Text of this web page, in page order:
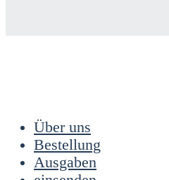
Über uns
Bestellung
Ausgaben